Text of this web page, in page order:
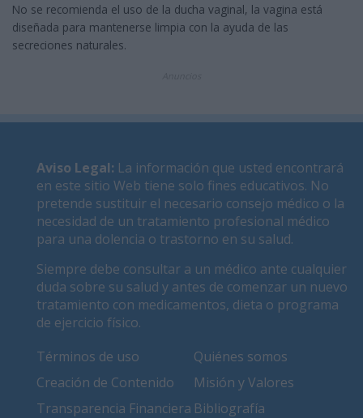
No se recomienda el uso de la ducha vaginal, la vagina está
diseñada para mantenerse limpia con la ayuda de las
secreciones naturales.
Aviso Legal: La información que usted encontrará
en este sitio Web tiene solo fines educativos. No
pretende sustituir el necesario consejo médico o la
necesidad de un tratamiento profesional médico
para una dolencia o trastorno en su salud.
Siempre debe consultar a un médico ante cualquier
duda sobre su salud y antes de comenzar un nuevo
tratamiento con medicamentos, dieta o programa
de ejercicio físico.
Términos de uso
Quiénes somos
Creación de Contenido
Misión y Valores
Transparencia Financiera Bibliografía